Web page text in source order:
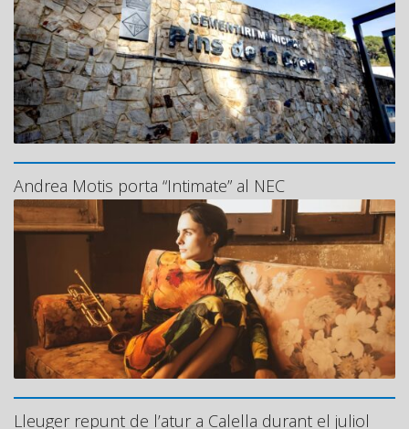
Andrea Motis porta “Intimate” al NEC
Lleuger repunt de l’atur a Calella durant el juliol